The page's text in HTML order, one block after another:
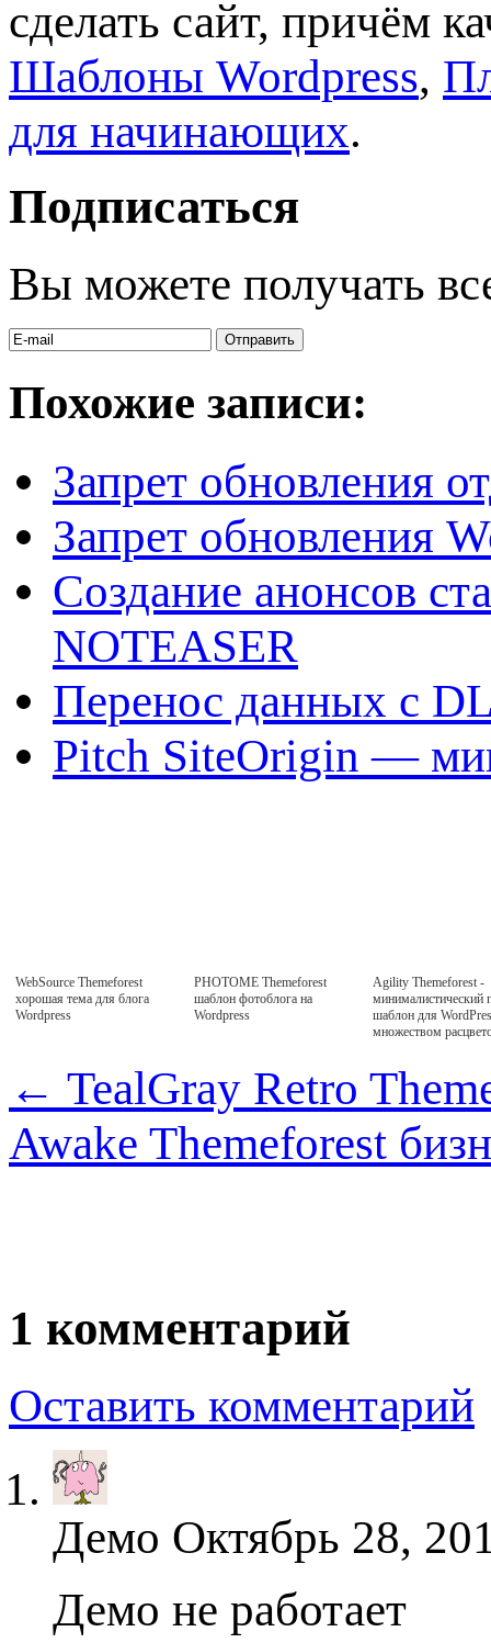
сделать сайт, причём
Шаблоны Wordpress,
для начинающих.
Подписаться
Вы можете получать
Похожие записи:
Запрет обновления
Запрет обновления
Создание анонсов
NOTEASER
Перенос данных с
Pitch SiteOrigin —
WebSource Themeforest
хорошая тема для блога
Wordpress
PHOTOME Themeforest
шаблон фотоблога на
Wordpress
Agility Themeforest -
минималистический
шаблон для
множеством
← TealGray Retro
Awake Themeforest
1 комментарий
Оставить комментарий
Демо Октябрь 28,
Демо не работает